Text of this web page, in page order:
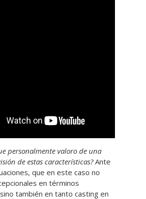
personalmente valoro de una
de estas características?Ante
que en este caso no
en términos
también en tanto casting en